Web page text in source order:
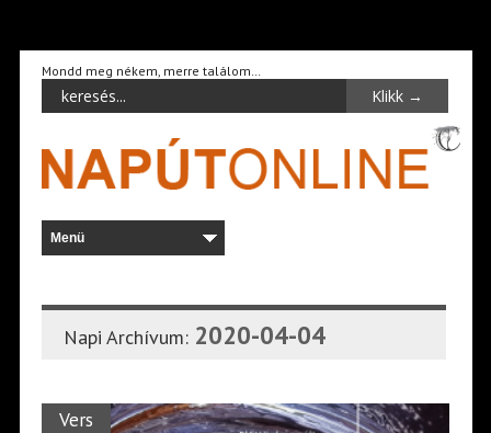
Mondd meg nékem, merre találom…
Napi Archívum: 2020-04-04
Vers